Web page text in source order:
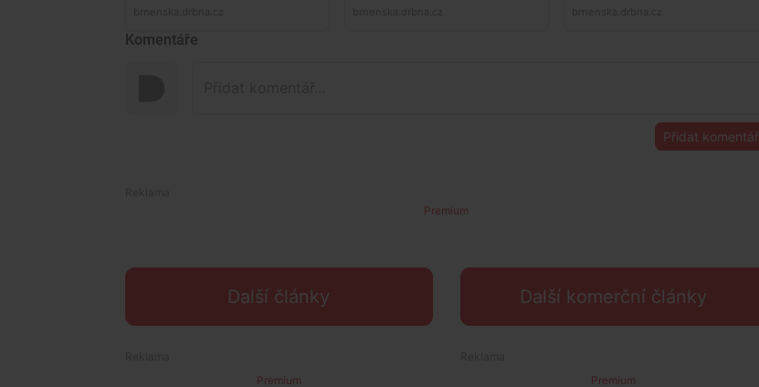
Komentáře
Přidat komentář
Premium
Další články Další komerční články
Premium Premium